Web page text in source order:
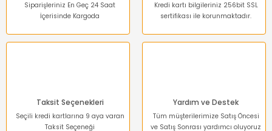
Siparişleriniz En Geç 24 Saat
İçerisinde Kargoda
Kredi kartı bilgileriniz 256bit SSL
sertifikası ile korunmaktadır.
Taksit Seçenekleri
Seçili kredi kartlarına 9 aya varan
Taksit Seçeneği
Yardım ve Destek
Tüm müşterilerimize Satış Öncesi
ve Satış Sonrası yardımcı oluyoruz